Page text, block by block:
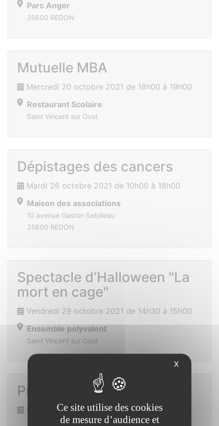
Parc Anger
35600 REDON
Mutuelle MBA
Mercredi 20 octobre 2021 de 18h00 à 19h00
Restaurant Scolaire
Saint Vincent sur Oust
Dépistages des cancers
Mardi 26 octobre 2021 de 10h00 à 18h00
Maison des associations
10 avenue Gaston Sebilleau
35600 REDON
Spectacle d’Halloween "La
mort en cage"
Vendredi 29 octobre 2021 de 14h30 à 15h00
Ensemble polyvalent
Saint Vincent sur Oust
Prix des lecteurs
Dimanche 7 novembre 2021
X
Ce site utilise des cookies
de mesure d’audience et